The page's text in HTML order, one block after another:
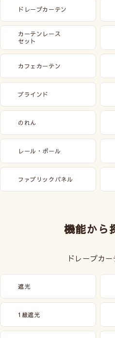
ドレープカーテン
カーテンレース
セット
カフェカーテン
ブラインド
のれん
レール・ポール
ファブリックパネル
機能から
ドレープカー
遮光
1級遮光